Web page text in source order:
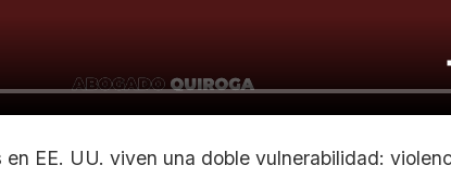
EE. UU. viven una doble vulnerabilidad: